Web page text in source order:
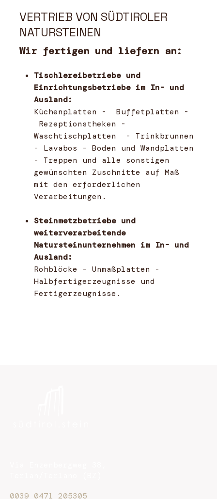
VERTRIEB VON SÜDTIROLER
NATURSTEINEN
Wir fertigen und liefern an:
Tischlereibetriebe und
Einrichtungsbetriebe im In- und
Ausland:
Küchenplatten - Buffetplatten -
Rezeptionstheken -
Waschtischplatten - Trinkbrunnen
- Lavabos - Boden und Wandplatten
- Treppen und alle sonstigen
gewünschten Zuschnitte auf Maß
mit den erforderlichen
Verarbeitungen.
Steinmetzbetriebe und
weiterverarbeitende
Natursteinunternehmen im In- und
Ausland:
Rohblöcke - Unmaßplatten -
Halbfertigerzeugnisse und
Fertigerzeugnisse.
0039 0471 205305